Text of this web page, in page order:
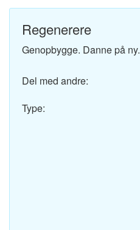
Regenerere
Genopbygge. Danne på ny.
Del med andre:
Type: